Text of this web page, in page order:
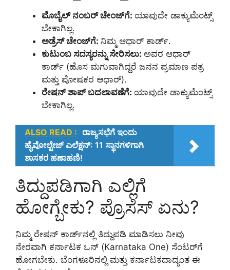
ಮೊಬೈಲ್ ನಂಬರ್ ಚೇಂಜ್‌ಗೆ: ಯಾವುದೇ ಡಾಕ್ಯುಮೆಂಟ್ಸ್
ಬೇಕಾಗಿಲ್ಲ.
ಅಡ್ರೆಸ್ ಚೇಂಜ್‌ಗೆ: ನಿಮ್ಮ ಆಧಾರ್ ಕಾರ್ಡ್.
ಕುಟುಂಬ ಸದಸ್ಯರನ್ನು ಸೇರಿಸಲು: ಅವರ ಆಧಾರ್
ಕಾರ್ಡ್ (ಹೊಸ ಮಗುವಾಗಿದ್ದರೆ ಜನನ ಪ್ರಮಾಣ ಪತ್ರ
ಮತ್ತು ಪೋಷಕರ ಆಧಾರ್).
ರೇಷನ್ ಶಾಪ್ ಬದಲಾವಣೆಗೆ: ಯಾವುದೇ ಡಾಕ್ಯುಮೆಂಟ್ಸ್
ಬೇಕಾಗಿಲ್ಲ.
ALSO READ : ರಾಜ್ಯಸಭೆಗೆ ಇಂದು
ಹೈವೋಲ್ಟೇಜ್ ಎಲೆಕ್ಷನ್: 11 ಸ್ಥಾನಗಳಿಗಾಗಿ
ಶಾಸಕರ ಹಣಾಹಣಿ!
ತಿದ್ದುಪಡಿಗಾಗಿ ಎಲ್ಲಿಗೆ
ಹೋಗ್ಬೇಕು? ಪ್ರೊಸೆಸ್ ಏನು?
ನಿಮ್ಮ ರೇಷನ್ ಕಾರ್ಡ್‌ನಲ್ಲಿ ತಿದ್ದುಪಡಿ ಮಾಡಿಸಲು ನೀವು
ನೇರವಾಗಿ ಕರ್ನಾಟಕ ಒನ್ (Karnataka One) ಸೆಂಟರ್‌ಗೆ
ಹೋಗಬೇಕು. ಬೆಂಗಳೂರಿನಲ್ಲಿ ಮತ್ತು ಕರ್ನಾಟಕದಾದ್ಯಂತ ಈ